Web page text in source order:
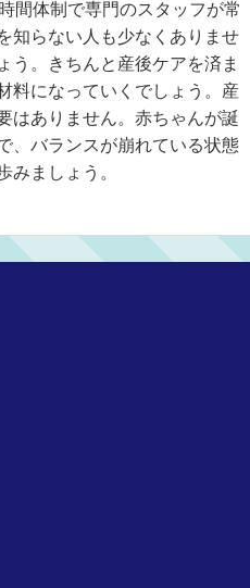
間体制で専門のスタッフが常
知らない人も少なくありませ
う。きちんと産後ケアを済ま
料になっていくでしょう。産
はありません。赤ちゃんが誕
、バランスが崩れている状態
みましょう。